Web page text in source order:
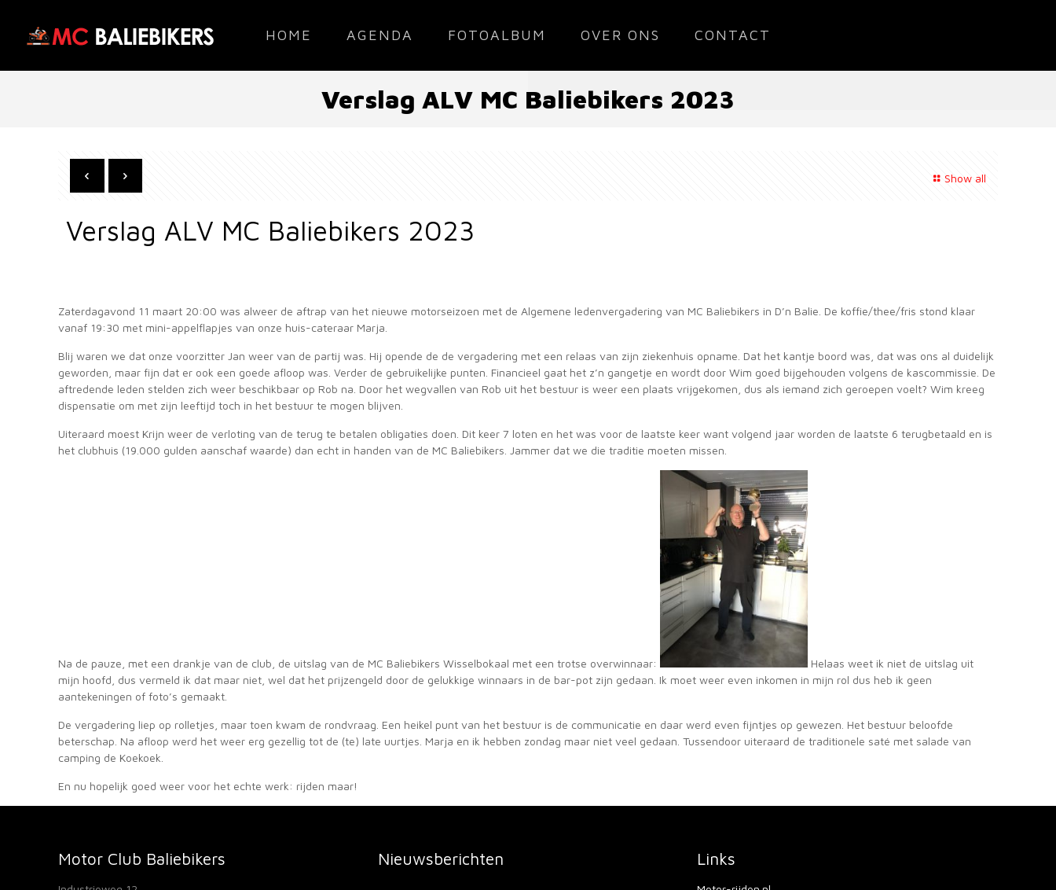
HOME AGENDA FOTOALBUM OVER ONS CONTACT
Verslag ALV MC Baliebikers 2023
Show all
Verslag ALV MC Baliebikers 2023
Zaterdagavond 11 maart 20:00 was alweer de aftrap van het nieuwe motorseizoen met de Algemene ledenvergadering van MC Baliebikers in D’n Balie. De koffie/thee/fris stond klaar
vanaf 19:30 met mini-appelflapjes van onze huis-cateraar Marja.
Blij waren we dat onze voorzitter Jan weer van de partij was. Hij opende de de vergadering met een relaas van zijn ziekenhuis opname. Dat het kantje boord was, dat was ons al duidelijk
geworden, maar fijn dat er ook een goede afloop was. Verder de gebruikelijke punten. Financieel gaat het z’n gangetje en wordt door Wim goed bijgehouden volgens de kascommissie. De
aftredende leden stelden zich weer beschikbaar op Rob na. Door het wegvallen van Rob uit het bestuur is weer een plaats vrijgekomen, dus als iemand zich geroepen voelt? Wim kreeg
dispensatie om met zijn leeftijd toch in het bestuur te mogen blijven.
Uiteraard moest Krijn weer de verloting van de terug te betalen obligaties doen. Dit keer 7 loten en het was voor de laatste keer want volgend jaar worden de laatste 6 terugbetaald en is
het clubhuis (19.000 gulden aanschaf waarde) dan echt in handen van de MC Baliebikers. Jammer dat we die traditie moeten missen.
Na de pauze, met een drankje van de club, de uitslag van de MC Baliebikers Wisselbokaal met een trotse overwinnaar:
Helaas weet ik niet de uitslag uit
mijn hoofd, dus vermeld ik dat maar niet, wel dat het prijzengeld door de gelukkige winnaars in de bar-pot zijn gedaan. Ik moet weer even inkomen in mijn rol dus heb ik geen
aantekeningen of foto’s gemaakt.
De vergadering liep op rolletjes, maar toen kwam de rondvraag. Een heikel punt van het bestuur is de communicatie en daar werd even fijntjes op gewezen. Het bestuur beloofde
beterschap. Na afloop werd het weer erg gezellig tot de (te) late uurtjes. Marja en ik hebben zondag maar niet veel gedaan. Tussendoor uiteraard de traditionele saté met salade van
camping de Koekoek.
En nu hopelijk goed weer voor het echte werk: rijden maar!
Motor Club Baliebikers Nieuwsberichten Links